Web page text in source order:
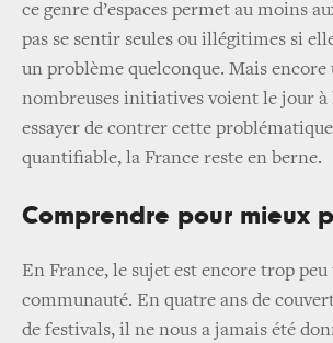
ce genre d’espaces permet au moins
pas se sentir seules ou illégitimes si
un problème quelconque. Mais encore
nombreuses initiatives voient le jour à
essayer de contrer cette
quantifiable, la France reste en berne.
Comprendre pour mieux
En France, le sujet est encore trop
communauté. En quatre ans de
de festivals, il ne nous a jamais été